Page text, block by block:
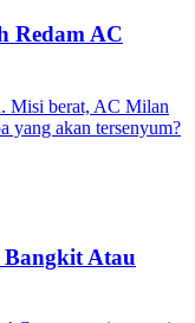
Redam AC
Misi berat, AC Milan
yang akan tersenyum?
Bangkit Atau